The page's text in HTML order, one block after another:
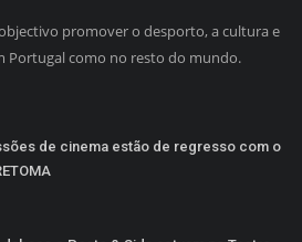
promover o desporto, a cultura e
Portugal como no resto do mundo.
de cinema estão de regresso com o